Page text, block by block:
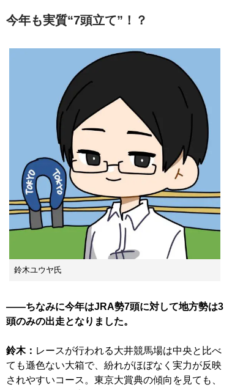
今年も実質“7頭立て”！？
鈴木ユウヤ氏
——ちなみに今年はJRA勢7頭に対して地方勢は3
頭のみの出走となりました。
鈴木： レースが行われる大井競馬場は中央と比べ
ても遜色ない大箱で、紛れがほぼなく実力が反映
されやすいコース。東京大賞典の傾向を見ても、